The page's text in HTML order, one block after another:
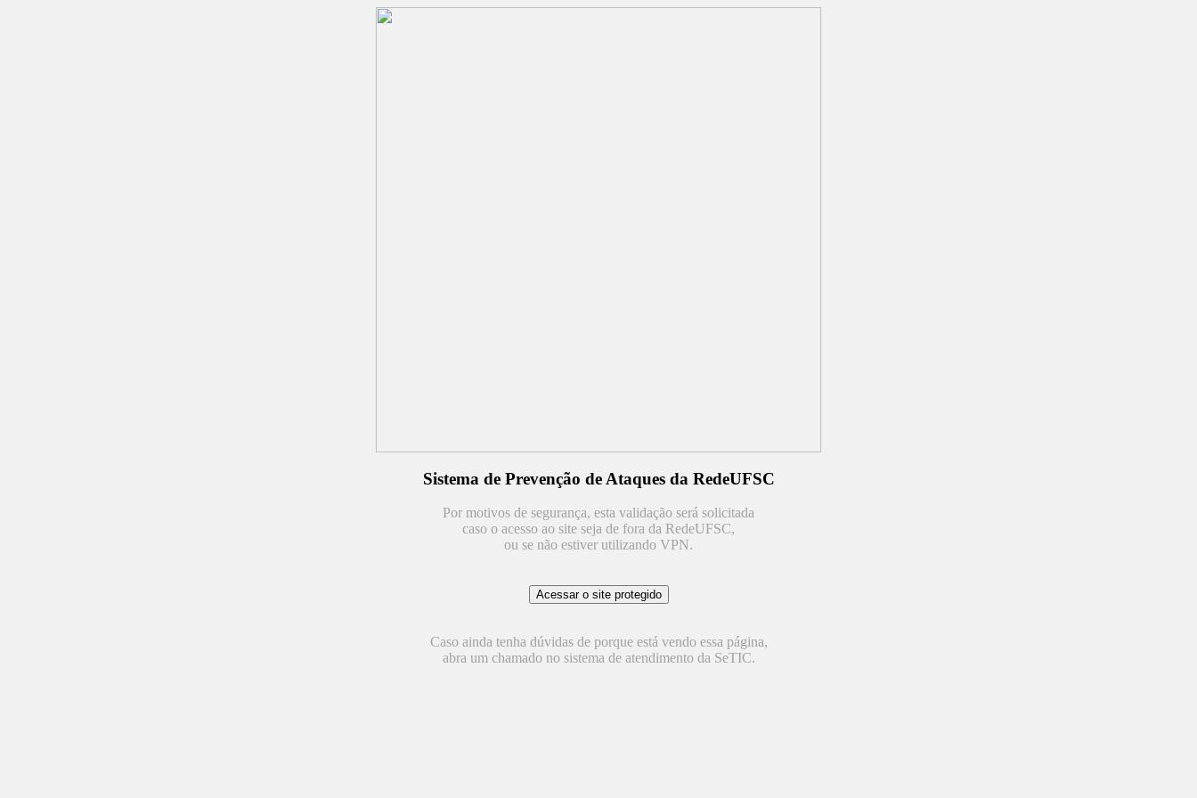
Sistema de Prevenção de Ataques da RedeUFSC
Por motivos de segurança, esta validação será solicitada
caso o acesso ao site seja de fora da RedeUFSC,
ou se não estiver utilizando VPN.
Caso ainda tenha dúvidas de porque está vendo essa página,
abra um chamado no sistema de atendimento da SeTIC.